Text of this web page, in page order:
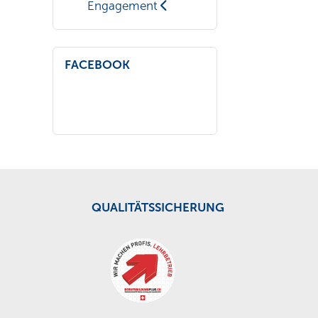
Engagement
FACEBOOK
QUALITÄTSSICHERUNG